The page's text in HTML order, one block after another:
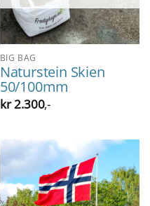
BIG BAG
Naturstein Skien
50/100mm
kr2.300,-